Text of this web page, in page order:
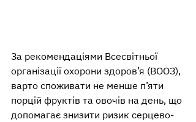
За рекомендаціями Всесвітньої
організації охорони здоров’я (ВООЗ),
варто споживати не менше п’яти
порцій фруктів та овочів на день, що
допомагає знизити ризик серцево-